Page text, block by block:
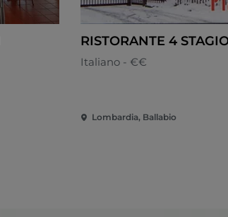
RISTORANTE 4
Italiano - €€
Lombardia, Ballabio